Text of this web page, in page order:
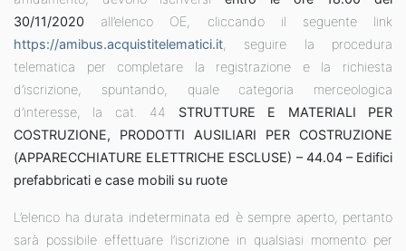
30/11/2020 all’elenco OE, cliccando il seguente link
https://amibus.acquistitelematici.it, seguire la procedura
telematica per completare la registrazione e la richiesta
d’iscrizione, spuntando, quale categoria merceologica
d’interesse, la cat. 44 STRUTTURE E MATERIALI PER
COSTRUZIONE, PRODOTTI AUSILIARI PER COSTRUZIONE
(APPARECCHIATURE ELETTRICHE ESCLUSE) –44.04 – Edifici
prefabbricati e case mobili su ruote
L’elenco ha durata indeterminata ed è sempre aperto, pertanto
sarà possibile effettuare l’iscrizione in qualsiasi momento per